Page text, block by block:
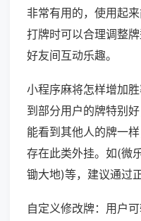
非常有用的，使用起
打牌时可以合理调整
好友间互动乐趣。
小程序麻将怎样增加
到部分用户的牌特别
能看到其他人的牌一
存在此类外挂。如(微
锄大地)等，建议通过
自定义修改牌：用户